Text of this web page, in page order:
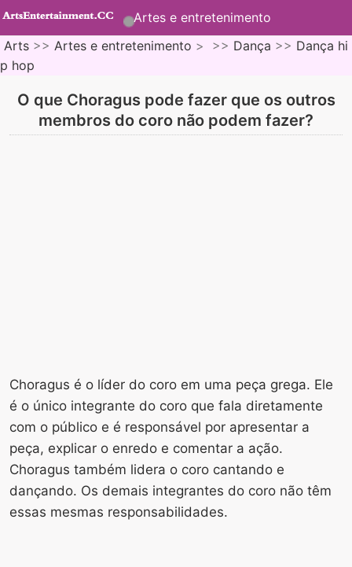
Artes e entretenimento
Arts >> Artes e entretenimento > >> Dança >> Dança hi
p hop
O que Choragus pode fazer que os outros
membros do coro não podem fazer?
Choragus é o líder do coro em uma peça grega. Ele
é o único integrante do coro que fala diretamente
com o público e é responsável por apresentar a
peça, explicar o enredo e comentar a ação.
Choragus também lidera o coro cantando e
dançando. Os demais integrantes do coro não têm
essas mesmas responsabilidades.